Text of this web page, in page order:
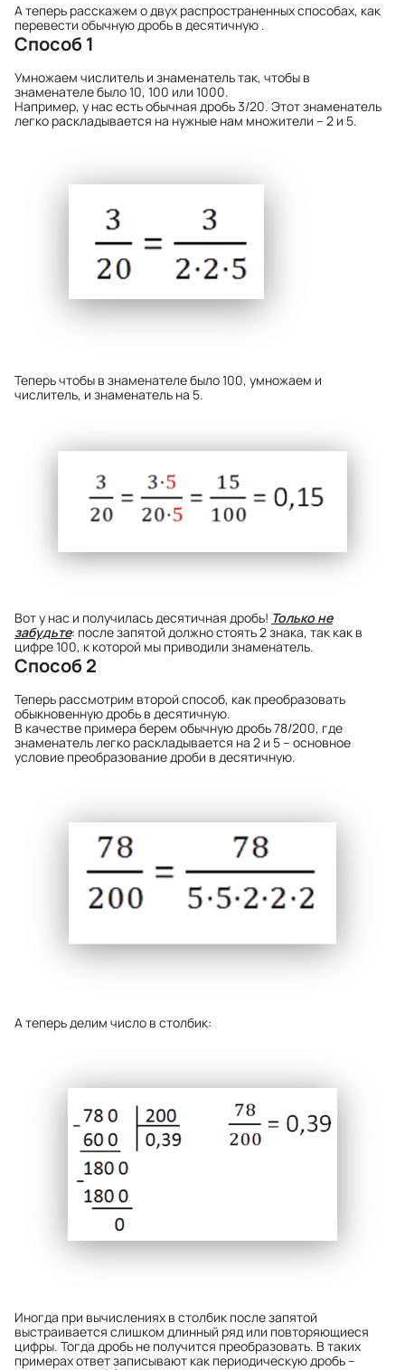
А теперь расскажем о двух распространенных способах, как
перевести обычную дробь в десятичную .
Способ 1
Умножаем числитель и знаменатель так, чтобы в
знаменателе было 10, 100 или 1000.
Например, у нас есть обычная дробь 3/20. Этот знаменатель
легко раскладывается на нужные нам множители – 2 и 5.
Теперь чтобы в знаменателе было 100, умножаем и
числитель, и знаменатель на 5.
Вот у нас и получилась десятичная дробь! Только не
забудьте: после запятой должно стоять 2 знака, так как в
цифре 100, к которой мы приводили знаменатель.
Способ 2
Теперь рассмотрим второй способ, как преобразовать
обыкновенную дробь в десятичную.
В качестве примера берем обычную дробь 78/200, где
знаменатель легко раскладывается на 2 и 5 – основное
условие преобразование дроби в десятичную.
А теперь делим число в столбик:
Иногда при вычислениях в столбик после запятой
выстраивается слишком длинный ряд или повторяющиеся
цифры. Тогда дробь не получится преобразовать. В таких
примерах ответ записывают как периодическую дробь –